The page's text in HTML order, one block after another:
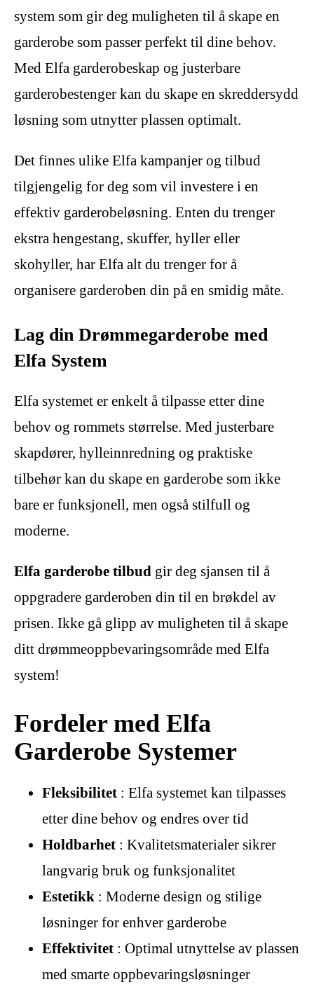
system som gir deg muligheten til å skape en
garderobe som passer perfekt til dine behov.
Med Elfa garderobeskap og justerbare
garderobestenger kan du skape en skreddersydd
løsning som utnytter plassen optimalt.
Det finnes ulike Elfa kampanjer og tilbud
tilgjengelig for deg som vil investere i en
effektiv garderobeløsning. Enten du trenger
ekstra hengestang, skuffer, hyller eller
skohyller, har Elfa alt du trenger for å
organisere garderoben din på en smidig måte.
Lag din Drømmegarderobe med
Elfa System
Elfa systemet er enkelt å tilpasse etter dine
behov og rommets størrelse. Med justerbare
skapdører, hylleinnredning og praktiske
tilbehør kan du skape en garderobe som ikke
bare er funksjonell, men også stilfull og
moderne.
Elfa garderobe tilbud gir deg sjansen til å
oppgradere garderoben din til en brøkdel av
prisen. Ikke gå glipp av muligheten til å skape
ditt drømmeoppbevaringsområde med Elfa
system!
Fordeler med Elfa
Garderobe Systemer
Fleksibilitet : Elfa systemet kan tilpasses
etter dine behov og endres over tid
Holdbarhet : Kvalitetsmaterialer sikrer
langvarig bruk og funksjonalitet
Estetikk : Moderne design og stilige
løsninger for enhver garderobe
Effektivitet : Optimal utnyttelse av plassen
med smarte oppbevaringsløsninger